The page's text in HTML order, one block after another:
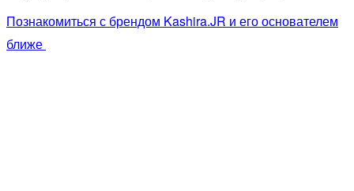
Познакомиться с брендом Kashira.JR и его основателем
ближе